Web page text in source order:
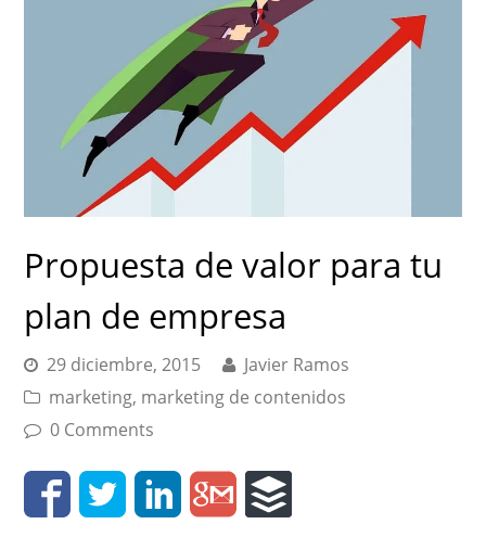
Propuesta de valor para tu
plan de empresa
29 diciembre, 2015
Javier Ramos
marketing, marketing de contenidos
0 Comments